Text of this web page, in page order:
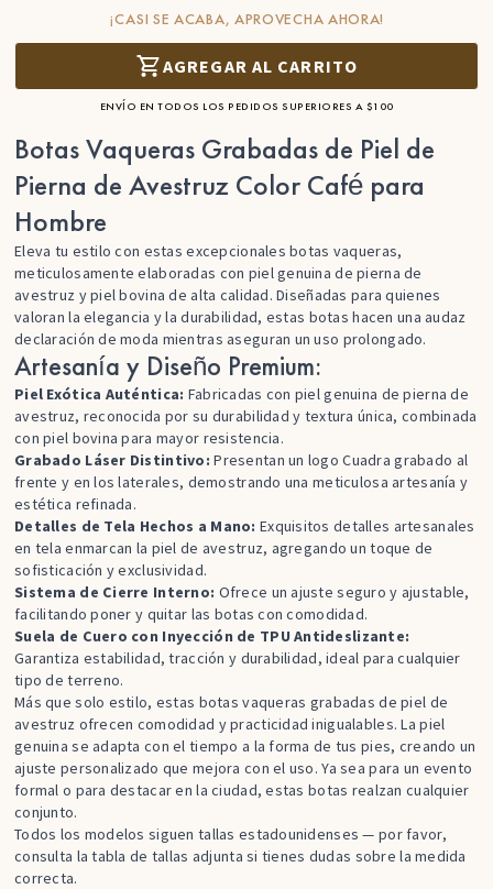
¡CASI SE ACABA, APROVECHA AHORA!
AGREGAR AL CARRITO
ENVÍO EN TODOS LOS PEDIDOS SUPERIORES A $100
Botas Vaqueras Grabadas de Piel de
Pierna de Avestruz Color Café para
Hombre
Eleva tu estilo con estas excepcionales botas vaqueras,
meticulosamente elaboradas con piel genuina de pierna de
avestruz y piel bovina de alta calidad. Diseñadas para quienes
valoran la elegancia y la durabilidad, estas botas hacen una audaz
declaración de moda mientras aseguran un uso prolongado.
Artesanía y Diseño Premium:
Piel Exótica Auténtica: Fabricadas con piel genuina de pierna de
avestruz, reconocida por su durabilidad y textura única, combinada
con piel bovina para mayor resistencia.
Grabado Láser Distintivo: Presentan un logo Cuadra grabado al
frente y en los laterales, demostrando una meticulosa artesanía y
estética refinada.
Detalles de Tela Hechos a Mano: Exquisitos detalles artesanales
en tela enmarcan la piel de avestruz, agregando un toque de
sofisticación y exclusividad.
Sistema de Cierre Interno: Ofrece un ajuste seguro y ajustable,
facilitando poner y quitar las botas con comodidad.
Suela de Cuero con Inyección de TPU Antideslizante:
Garantiza estabilidad, tracción y durabilidad, ideal para cualquier
tipo de terreno.
Más que solo estilo, estas botas vaqueras grabadas de piel de
avestruz ofrecen comodidad y practicidad inigualables. La piel
genuina se adapta con el tiempo a la forma de tus pies, creando un
ajuste personalizado que mejora con el uso. Ya sea para un evento
formal o para destacar en la ciudad, estas botas realzan cualquier
conjunto.
Todos los modelos siguen tallas estadounidenses — por favor,
consulta la tabla de tallas adjunta si tienes dudas sobre la medida
correcta.